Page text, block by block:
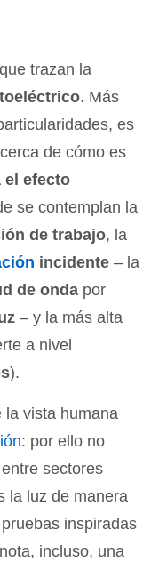
trazan la
. Más
es
de cómo es
el efecto
se contemplan la
de trabajo, la
incidente – la
de onda por
– y la más alta
a nivel
).
la vista humana
: por ello no
sectores
la luz de manera
inspiradas
incluso, una